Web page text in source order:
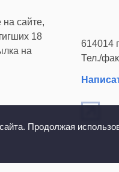
Продолжая
сайте,
18
на
614014
Тел./